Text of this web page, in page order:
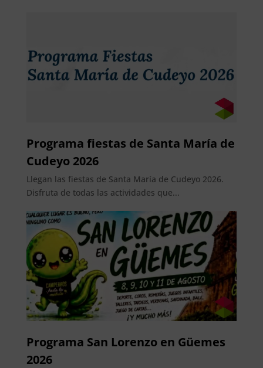
Programa fiestas de Santa María de
Cudeyo 2026
Llegan las fiestas de Santa María de Cudeyo 2026.
Disfruta de todas las actividades que...
Programa San Lorenzo en Güemes
2026